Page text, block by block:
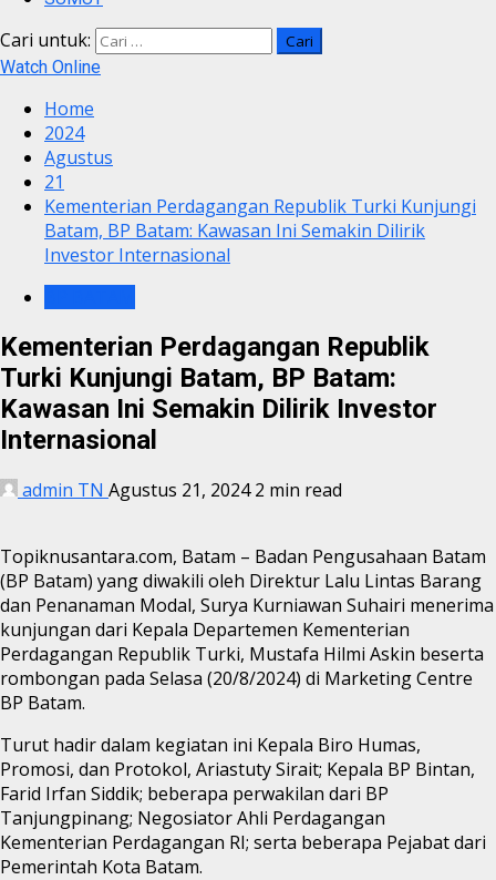
Cari untuk:
Watch Online
Home
2024
Agustus
21
Kementerian Perdagangan Republik Turki Kunjungi
Batam, BP Batam: Kawasan Ini Semakin Dilirik
Investor Internasional
Kementerian Perdagangan Republik
Turki Kunjungi Batam, BP Batam:
Kawasan Ini Semakin Dilirik Investor
Internasional
admin TN Agustus 21, 20242 min read
Topiknusantara.com, Batam – Badan Pengusahaan Batam
(BP Batam) yang diwakili oleh Direktur Lalu Lintas Barang
dan Penanaman Modal, Surya Kurniawan Suhairi menerima
kunjungan dari Kepala Departemen Kementerian
Perdagangan Republik Turki, Mustafa Hilmi Askin beserta
rombongan pada Selasa (20/8/2024) di Marketing Centre
BP Batam.
Turut hadir dalam kegiatan ini Kepala Biro Humas,
Promosi, dan Protokol, Ariastuty Sirait; Kepala BP Bintan,
Farid Irfan Siddik; beberapa perwakilan dari BP
Tanjungpinang; Negosiator Ahli Perdagangan
Kementerian Perdagangan RI; serta beberapa Pejabat dari
Pemerintah Kota Batam.